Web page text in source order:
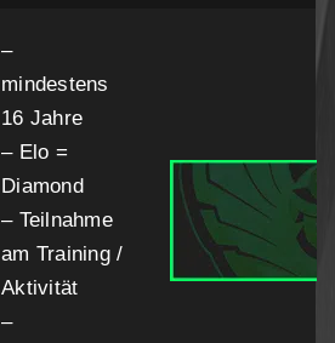
–
mindestens
16 Jahre
– Elo =
Diamond
– Teilnahme
am Training /
Aktivität
–